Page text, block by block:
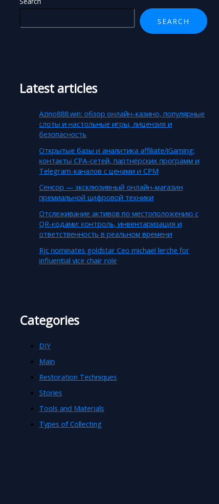
SEARCH
Latest articles
Azino888.win: обзор онлайн-казино, популярные
слоты и настольные игры, лицензия и
безопасность
Открытые базы и аналитика affiliate/iGaming:
контакты CPA-сетей, партнёрских программ и
Telegram-каналов с ценами и CPM
Сенсор — эксклюзивный онлайн-магазин
премиальной цифровой техники
Отслеживание активов по местоположению с
QR-кодами: контроль, инвентаризация и
ответственность в реальном времени
Rjc nominates goldstar Ceo michael lerche for
influential vice chair role
Categories
DIY
Main
Restoration Techniques
Stories
Tools and Materials
Types of Collecting